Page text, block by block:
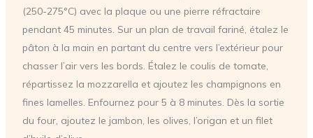
(250-275°C) avec la plaque ou une pierre réfractaire
pendant 45 minutes. Sur un plan de travail fariné, étalez le
pâton à la main en partant du centre vers l’extérieur pour
chasser l’air vers les bords. Étalez le coulis de tomate,
répartissez la mozzarella et ajoutez les champignons en
fines lamelles. Enfournez pour 5 à 8 minutes. Dès la sortie
du four, ajoutez le jambon, les olives, l’origan et un filet